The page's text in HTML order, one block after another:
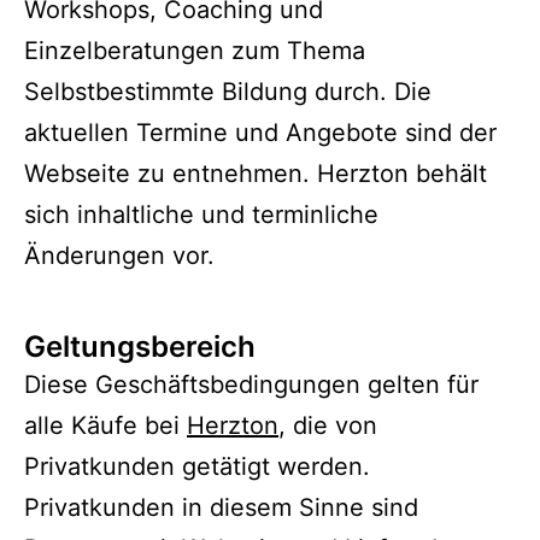
Workshops, Coaching und
Einzelberatungen zum Thema
Selbstbestimmte Bildung durch. Die
aktuellen Termine und Angebote sind der
Webseite zu entnehmen. Herzton behält
sich inhaltliche und terminliche
Änderungen vor.
Geltungsbereich
Diese Geschäftsbedingungen gelten für
alle Käufe bei Herzton, die von
Privatkunden getätigt werden.
Privatkunden in diesem Sinne sind